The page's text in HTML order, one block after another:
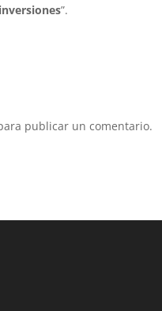
”.
publicar un comentario.